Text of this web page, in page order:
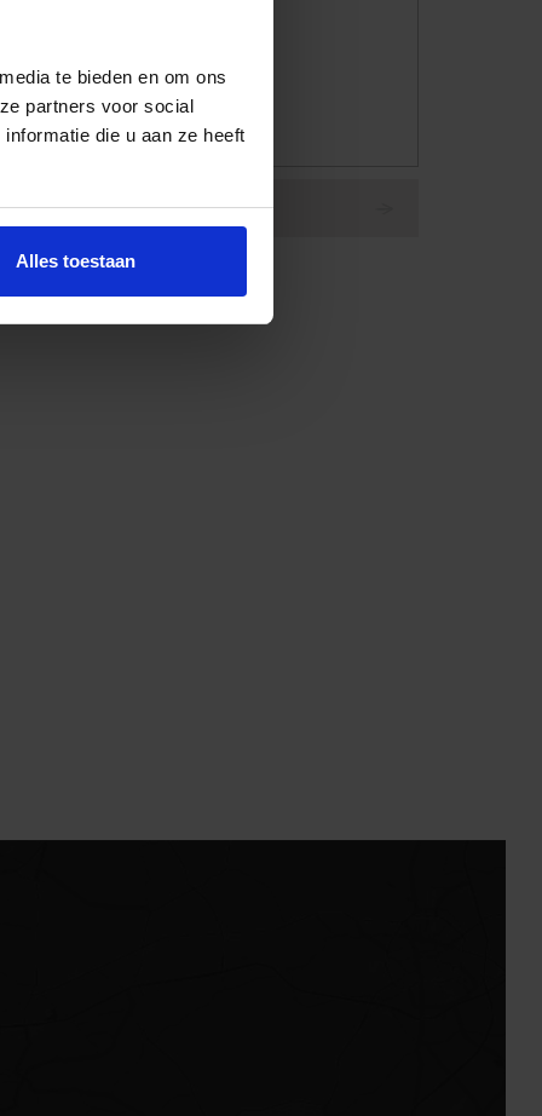
te bieden en om ons
partners voor social
die u aan ze heeft
Alles toestaan
Vloerlamp Thijs